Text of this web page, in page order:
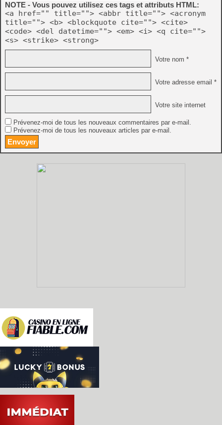
NOTE - Vous pouvez utilisez ces tags et attributs HTML:
<a href="" title=""> <abbr title=""> <acronym
title=""> <b> <blockquote cite=""> <cite>
<code> <del datetime=""> <em> <i> <q cite="">
<s> <strike> <strong>
Votre nom *
Votre adresse email *
Votre site internet
Prévenez-moi de tous les nouveaux commentaires par e-mail.
Prévenez-moi de tous les nouveaux articles par e-mail.